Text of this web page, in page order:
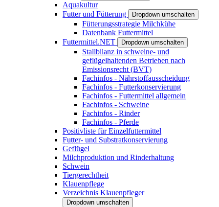
Aquakultur
Futter und Fütterung
Dropdown umschalten
Fütterungsstrategie Milchkühe
Datenbank Futtermittel
Futtermittel.NET
Dropdown umschalten
Stallbilanz in schweine- und
geflügelhaltenden Betrieben nach
Emissionsrecht (BVT)
Fachinfos - Nährstoffausscheidung
Fachinfos - Futterkonservierung
Fachinfos - Futtermittel allgemein
Fachinfos - Schweine
Fachinfos - Rinder
Fachinfos - Pferde
Positivliste für Einzelfuttermittel
Futter- und Substratkonservierung
Geflügel
Milchproduktion und Rinderhaltung
Schwein
Tiergerechtheit
Klauenpflege
Verzeichnis Klauenpfleger
Dropdown umschalten